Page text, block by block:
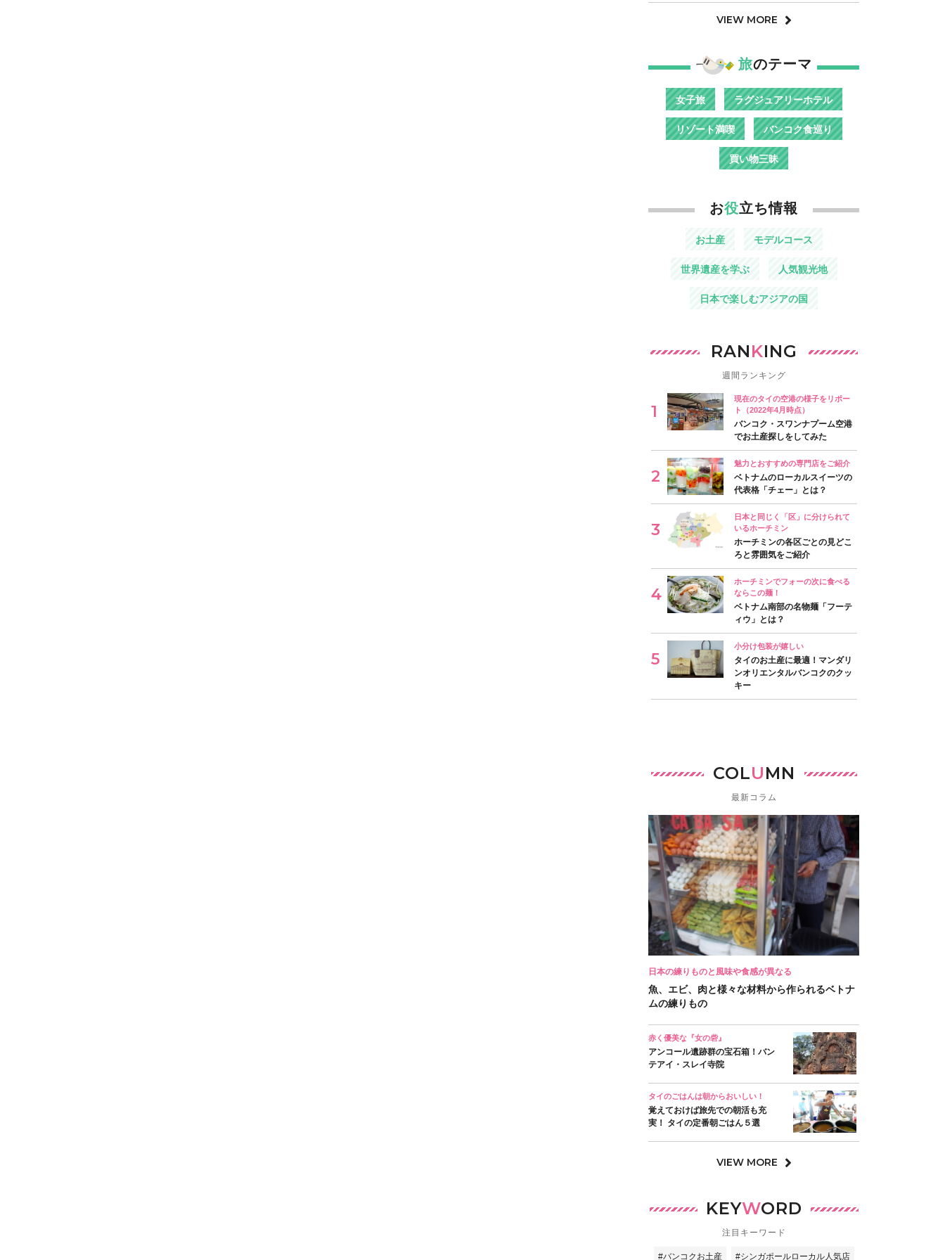
VIEW MORE
旅のテーマ
女子旅 ラグジュアリーホテル
リゾート満喫 バンコク食巡り
買い物三昧
お役立ち情報
お土産 モデルコース
世界遺産を学ぶ 人気観光地
日本で楽しむアジアの国
RANKING
週間ランキング
現在のタイの空港の様子をリポー
ト（2022年4月時点）
バンコク・スワンナプーム空港
でお土産探しをしてみた
魅力とおすすめの専門店をご紹介
ベトナムのローカルスイーツの
代表格「チェー」とは？
日本と同じく「区」に分けられて
いるホーチミン
ホーチミンの各区ごとの見どこ
ろと雰囲気をご紹介
ホーチミンでフォーの次に食べる
ならこの麺！
ベトナム南部の名物麺「フーテ
ィウ」とは？
小分け包装が嬉しい
タイのお土産に最適！マンダリ
ンオリエンタルバンコクのクッ
キー
COLUMN
最新コラム
日本の練りものと風味や食感が異なる
魚、エビ、肉と様々な材料から作られるベトナ
ムの練りもの
赤く優美な『女の砦』
アンコール遺跡群の宝石箱！バン
テアイ・スレイ寺院
タイのごはんは朝からおいしい！
覚えておけば旅先での朝活も充
実！ タイの定番朝ごはん５選
VIEW MORE
KEYWORD
注目キーワード
#バンコクお土産 #シンガポールローカル人気店